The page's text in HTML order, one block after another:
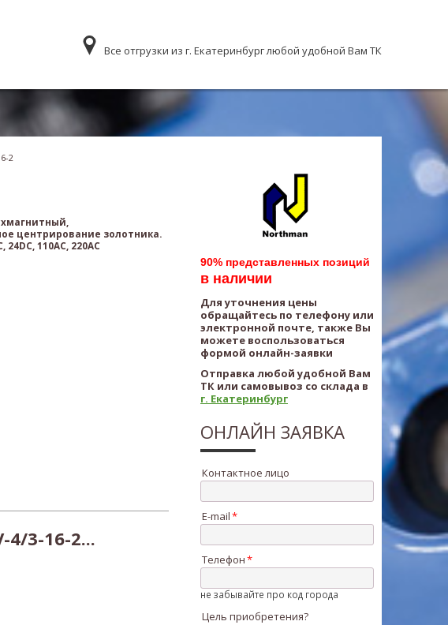
Все отгрузки из г. Екатеринбург любой удобной Вам ТК
2
центрирование золотника.
110AC, 220AC
3-16-2...
90% представленных позиций
в наличии
Для уточнения цены
обращайтесь по телефону или
электронной почте, также Вы
можете воспользоваться
формой онлайн-заявки
Отправка любой удобной Вам
ТК или самовывоз со склада в
г. Екатеринбург
ОНЛАЙН ЗАЯВКА
Контактное лицо
E-mail
Телефон
не забывайте про код города
Цель приобретения?